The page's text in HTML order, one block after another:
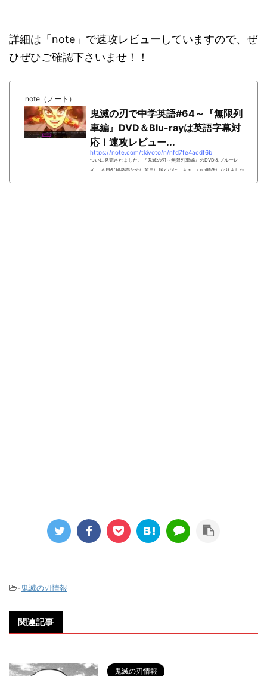
詳細は「note」で速攻レビューしていますので、ぜ
ひぜひご確認下さいませ！！
note（ノート）
鬼滅の刃で中学英語#64～『無限列
車編』DVD＆Blu-rayは英語字幕対
応！速攻レビュー...
https://note.com/tkiyoto/n/nfd7fe4acdf6b
ついに発売されました、『鬼滅の刃～無限列車編』のDVD＆ブルーレ
イ。 本日6/16発売なのに前日に届くのは、まぁ、いい時代になりました
-鬼滅の刃情報
関連記事
鬼滅の刃情報